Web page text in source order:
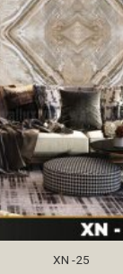
XN -25